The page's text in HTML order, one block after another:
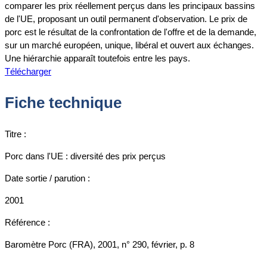
comparer les prix réellement perçus dans les principaux bassins
de l'UE, proposant un outil permanent d'observation. Le prix de
porc est le résultat de la confrontation de l'offre et de la demande,
sur un marché européen, unique, libéral et ouvert aux échanges.
Une hiérarchie apparaît toutefois entre les pays.
Télécharger
Fiche technique
Titre :
Porc dans l'UE : diversité des prix perçus
Date sortie / parution :
2001
Référence :
Baromètre Porc (FRA), 2001, n° 290, février, p. 8